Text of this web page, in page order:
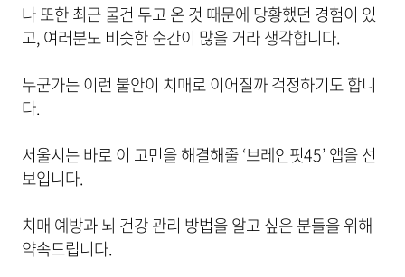
나 또한 최근 물건 두고 온 것 때문에 당황했던 경험이 있
고, 여러분도 비슷한 순간이 많을 거라 생각합니다.
누군가는 이런 불안이 치매로 이어질까 걱정하기도 합니
다.
서울시는 바로 이 고민을 해결해줄 ‘브레인핏45’ 앱을 선
보입니다.
치매 예방과 뇌 건강 관리 방법을 알고 싶은 분들을 위해
약속드립니다.